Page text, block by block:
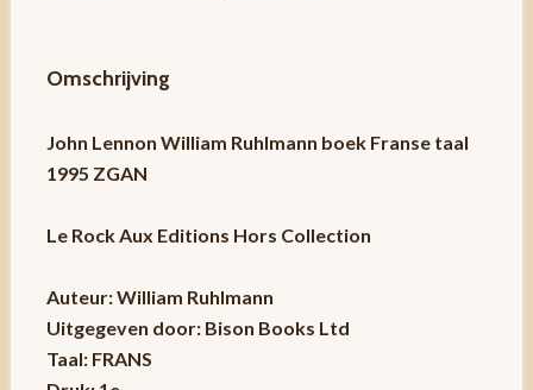
Omschrijving
John Lennon William Ruhlmann boek Franse taal
1995 ZGAN
Le Rock Aux Editions Hors Collection
Auteur: William Ruhlmann
Uitgegeven door: Bison Books Ltd
Taal: FRANS